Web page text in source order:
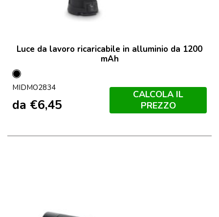
Luce da lavoro ricaricabile in alluminio da 1200
mAh
Nero
MIDMO2834
da €6,45
CALCOLA IL
PREZZO